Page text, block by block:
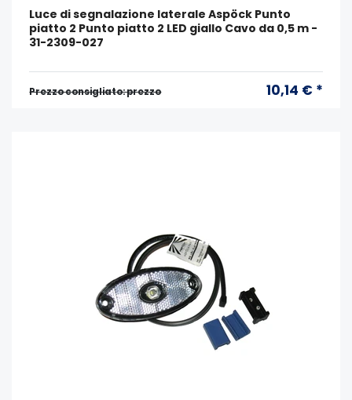
Luce di segnalazione laterale Aspöck Punto
piatto 2 Punto piatto 2 LED giallo Cavo da 0,5 m -
31-2309-027
Prezzo consigliato: prezzo 10,14 € *